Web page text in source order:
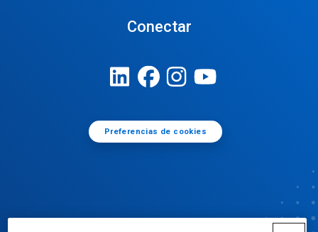
Conectar
Preferencias de cookies